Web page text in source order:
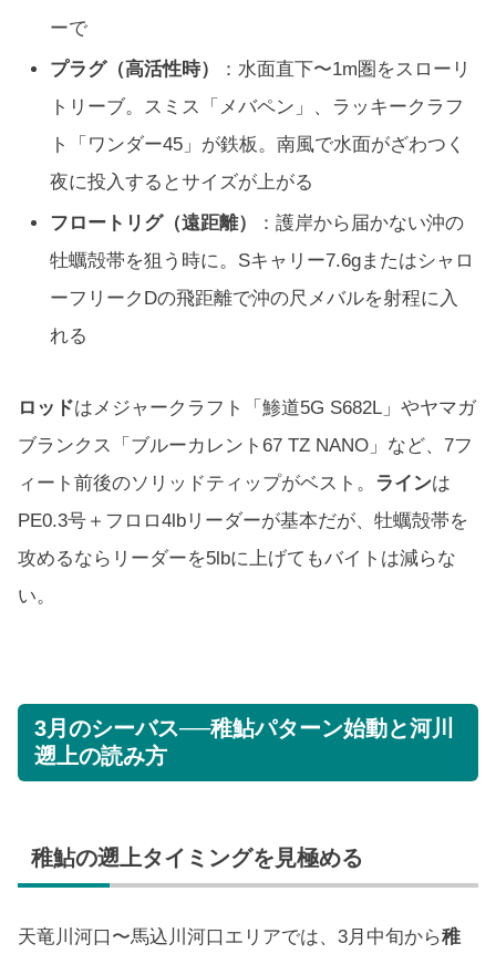
ーで
プラグ（高活性時）
：水面直下〜1m圏をスローリ
トリーブ。スミス「メバペン」、ラッキークラフ
ト「ワンダー45」が鉄板。南風で水面がざわつく
夜に投入するとサイズが上がる
フロートリグ（遠距離）
：護岸から届かない沖の
牡蠣殻帯を狙う時に。Sキャリー7.6gまたはシャロ
ーフリークDの飛距離で沖の尺メバルを射程に入
れる
ロッドはメジャークラフト「鯵道5G S682L」やヤマガ
ブランクス「ブルーカレント67 TZ NANO」など、7フ
ィート前後のソリッドティップがベスト。 ラインは
PE0.3号＋フロロ4lbリーダーが基本だが、牡蠣殻帯を
攻めるならリーダーを5lbに上げてもバイトは減らな
い。
3月のシーバス──稚鮎パターン始動と河川
遡上の読み方
稚鮎の遡上タイミングを見極める
天竜川河口〜馬込川河口エリアでは、3月中旬から稚